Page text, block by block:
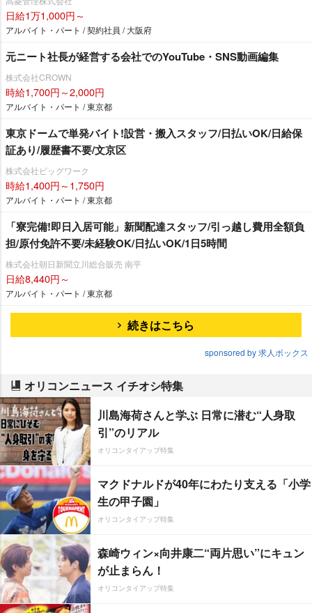
日給1万1,000円～
アルバイト・パート / 契約社員 / 大阪府
元ニート社長が経営する会社でのYouTube・SNS動画編集
株式会社CROWN
時給1,700円～2,000円
アルバイト・パート / 東京都
東京ドームで単発バイト!設営・搬入スタッフ/日払いOK/日給保
証あり/履歴書不要/文京区
株式会社ビッグワーク
時給1,400円～1,750円
アルバイト・パート / 東京都
「寮完備!即日入居可能」新聞配達スタッフ/引っ越し費用全額負
担/原付免許不要/未経験OK/日払いOK/1日5時間
株式会社朝日新聞立川総合販売 南平
日給8,440円～
アルバイト・パート / 東京都
続きはこちら
sponsored by 求人ボックス
オリコンニュース イチオシ特集
川島海荷さんと学ぶ 日常に潜む“人身取
引”のリアル
オリコンタイアップ特集
マクドナルドが40年にわたり支える「小学
生の甲子園」
オリコンタイアップ特集
森崎ウィン×向井康二“両片思い”にキュン
が止まらん！
オリコンタイアップ特集